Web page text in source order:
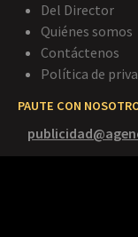
Del Director
Quiénes somos
Contáctenos
Política de
PAUTE CON